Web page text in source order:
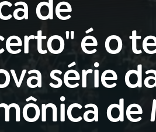
é o
série
de